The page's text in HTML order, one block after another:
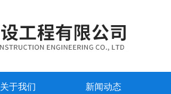
关于我们 新闻动态